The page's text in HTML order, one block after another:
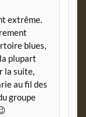
extrême.
blues,
plupart
la suite,
au fil des
groupe